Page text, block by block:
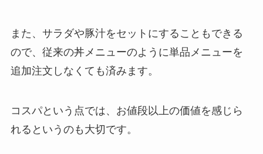
また、サラダや豚汁をセットにすることもできる
ので、従来の丼メニューのように単品メニューを
追加注文しなくても済みます。
コスパという点では、お値段以上の価値を感じら
れるというのも大切です。